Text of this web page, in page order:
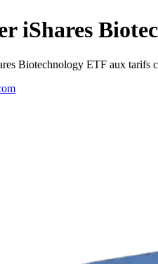
iShares
Biotechnology ETF aux tarifs